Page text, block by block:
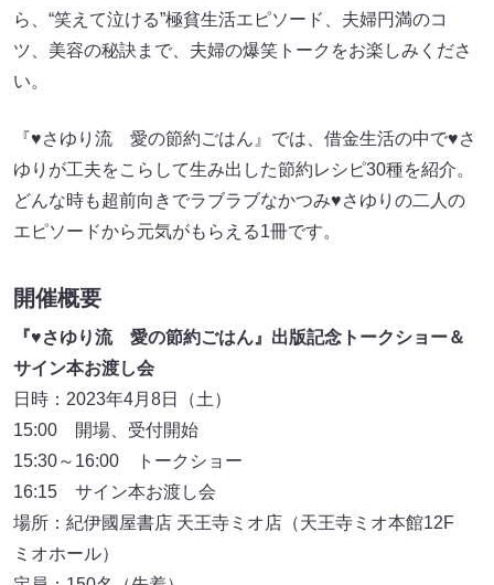
ら、“笑えて泣ける”極貧生活エピソード、夫婦円満のコ
ツ、美容の秘訣まで、夫婦の爆笑トークをお楽しみくださ
い。
『♥さゆり流 愛の節約ごはん』では、借金生活の中で♥さ
ゆりが工夫をこらして生み出した節約レシピ30種を紹介。
どんな時も超前向きでラブラブなかつみ♥さゆりの二人の
エピソードから元気がもらえる1冊です。
開催概要
『♥さゆり流 愛の節約ごはん』出版記念トークショー＆
サイン本お渡し会
日時：2023年4月8日（土）
15:00 開場、受付開始
15:30～16:00 トークショー
16:15 サイン本お渡し会
場所：紀伊國屋書店 天王寺ミオ店（天王寺ミオ本館12F
ミオホール）